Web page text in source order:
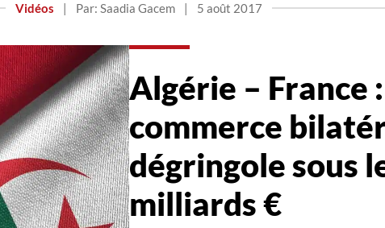
Vidéos | Par: Saadia Gacem | 5 août 2017
Algérie – France
commerce
dégringole sous
milliards €